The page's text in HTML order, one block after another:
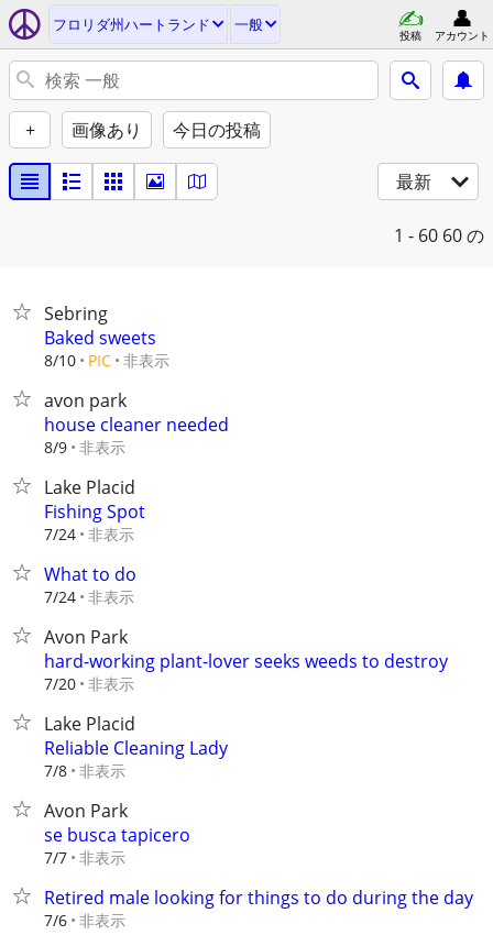
フロリダ州ハートランド 一般
投稿 アカウント
+ 画像あり 今日の投稿
最新
1 - 60 60 の
Sebring
Baked sweets
8/10 PIC 非表示
avon park
house cleaner needed
8/9 非表示
Lake Placid
Fishing Spot
7/24 非表示
What to do
7/24 非表示
Avon Park
hard-working plant-lover seeks weeds to destroy
7/20 非表示
Lake Placid
Reliable Cleaning Lady
7/8 非表示
Avon Park
se busca tapicero
7/7 非表示
Retired male looking for things to do during the day
7/6 非表示